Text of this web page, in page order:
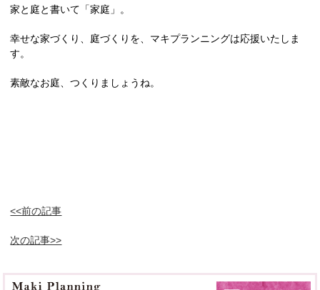
家と庭と書いて「家庭」。
幸せな家づくり、庭づくりを、マキプランニングは応援いたしま
す。
素敵なお庭、つくりましょうね。
<<前の記事
次の記事>>